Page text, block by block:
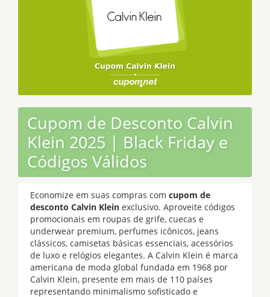
Cupom de Desconto Calvin
Klein 2025 | Black Friday e
Códigos Válidos
Economize em suas compras com cupom de
desconto Calvin Klein exclusivo. Aproveite códigos
promocionais em roupas de grife, cuecas e
underwear premium, perfumes icônicos, jeans
clássicos, camisetas básicas essenciais, acessórios
de luxo e relógios elegantes. A Calvin Klein é marca
americana de moda global fundada em 1968 por
Calvin Klein, presente em mais de 110 países
representando minimalismo sofisticado e